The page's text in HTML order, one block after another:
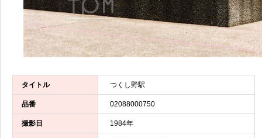
タイトル つくし野駅
品番 02088000750
撮影日 1984年